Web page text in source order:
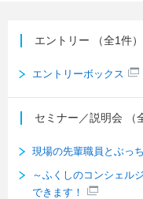
エントリー （全1件）
エントリーボックス
セミナー／説明会 （
現場の先輩職員とぶっ
～ふくしのコンシェル
できます！